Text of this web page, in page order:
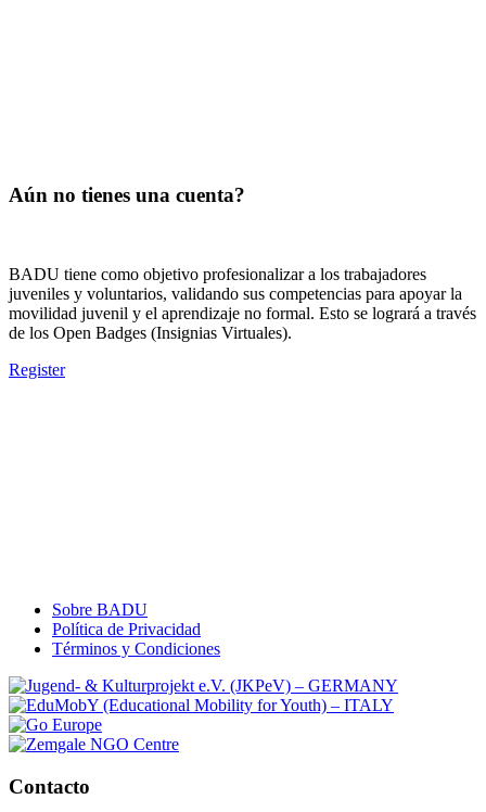
Aún no tienes una cuenta?
BADU tiene como objetivo profesionalizar a los trabajadores
juveniles y voluntarios, validando sus competencias para apoyar la
movilidad juvenil y el aprendizaje no formal. Esto se logrará a través
de los Open Badges (Insignias Virtuales).
Register
Sobre BADU
Política de Privacidad
Términos y Condiciones
Contacto